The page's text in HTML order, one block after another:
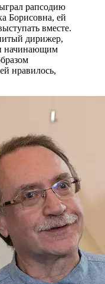
рапсодию
Борисовна, ей
вместе.
дирижер,
начинающим
нравилось,